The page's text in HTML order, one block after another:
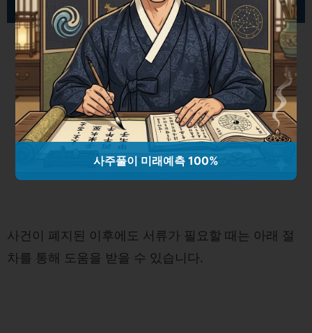
사건이 폐지된 이후에도 서류가 필요할 때는 아래 절
차를 통해 도움을 받을 수 있습니다.
사주풀이 미래예측 100%